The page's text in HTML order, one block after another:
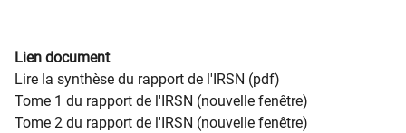
Lien document
Lire la synthèse du rapport de l'IRSN (pdf)
Tome 1 du rapport de l'IRSN (nouvelle fenêtre)
Tome 2 du rapport de l'IRSN (nouvelle fenêtre)